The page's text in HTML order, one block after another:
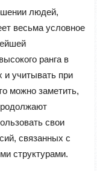
людей,
весьма условное
ранга в
и учитывать при
можно заметить,
свои
связанных с
структурами.